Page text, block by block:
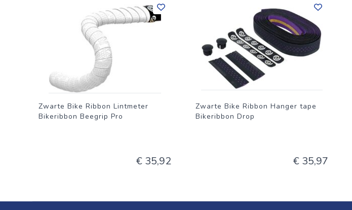
Zwarte Bike Ribbon Lintmeter
Bikeribbon Beegrip Pro
€ 35,92
Zwarte Bike Ribbon Hanger tape
Bikeribbon Drop
€ 35,97